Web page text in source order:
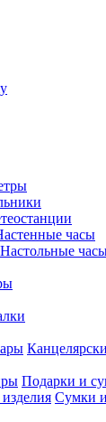
часы
Настольные
Подарки и
Сумки